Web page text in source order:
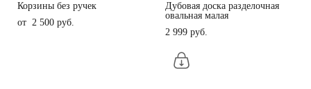
Корзины без ручек
от 2 500 pуб.
Дубовая доска разделочная
овальная малая
2 999 pуб.